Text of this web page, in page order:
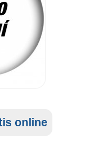
online